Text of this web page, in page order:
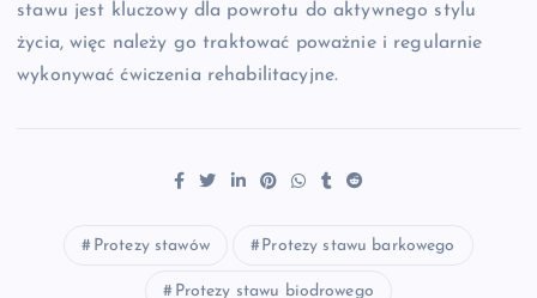
stawu jest kluczowy dla powrotu do aktywnego stylu
życia, więc należy go traktować poważnie i regularnie
wykonywać ćwiczenia rehabilitacyjne.
Protezy stawów Protezy stawu barkowego
Protezy stawu biodrowego